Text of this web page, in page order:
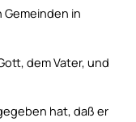
Gemeinden in
dem Vater, und
hat, daß er